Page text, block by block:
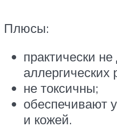
Плюсы:
практически
аллергических
не токсичны;
обеспечивают
и кожей.